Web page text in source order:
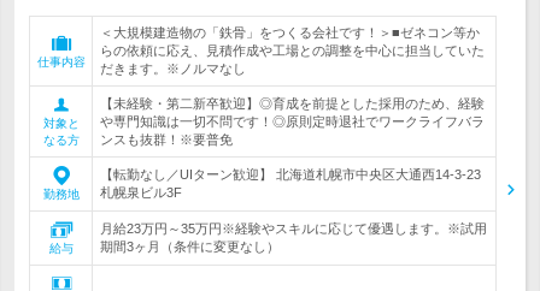
仕事内容
＜大規模建造物の「鉄骨」をつくる会社です！＞■ゼネコン等か
らの依頼に応え、見積作成や工場との調整を中心に担当していた
だきます。※ノルマなし
対象と
なる方
【未経験・第二新卒歓迎】◎育成を前提とした採用のため、経験
や専門知識は一切不問です！◎原則定時退社でワークライフバラ
ンスも抜群！※要普免
勤務地
【転勤なし／UIターン歓迎】 北海道札幌市中央区大通西14-3-23
札幌泉ビル3F
給与
月給23万円～35万円※経験やスキルに応じて優遇します。※試用
期間3ヶ月（条件に変更なし）